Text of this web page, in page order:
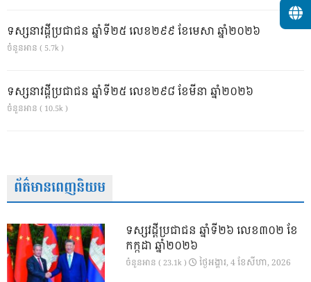
ទស្សនាវដ្ដីប្រជាជន ឆ្នាំទី២៥ លេខ២៩៩ ខែមេសា ឆ្នាំ២០២៦
ចំនួនអាន ( 5.7k )
ទស្សនាវដ្ដីប្រជាជន ឆ្នាំទី២៥ លេខ២៩៨ ខែមីនា ឆ្នាំ២០២៦
ចំនួនអាន ( 10.5k )
ព័ត៌មានពេញនិយម
ទស្សវដ្តីប្រជាជន ឆ្នាំទី២៦ លេខ៣០២ ខែ
កក្កដា ឆ្នាំ២០២៦
ចំនួនអាន ( 23.1k ) ថ្ងៃ​អង្គារ, 4 ខែ​សីហា, 2026